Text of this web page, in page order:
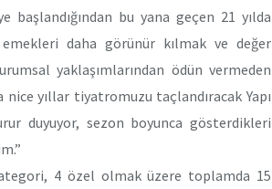
bu yana geçen 21 yılda
daha görünür kılmak ve değer
yaklaşımlarından ödün vermeden
yıllar tiyatromuzu taçlandıracak Yapı
duyuyor, sezon boyunca gösterdikleri
4 özel olmak üzere toplamda 15